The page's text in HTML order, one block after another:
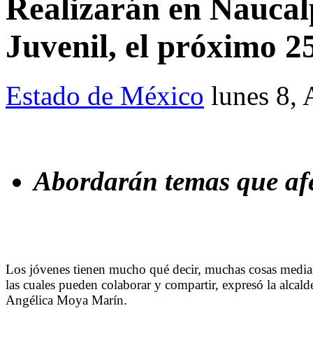
Realizarán en
Juvenil, el próximo
Estado de México lunes 8,
Abordarán temas que
Los jóvenes tienen mucho qué decir, muchas cosas
las cuales pueden colaborar y compartir, expresó la
Angélica Moya Marín.